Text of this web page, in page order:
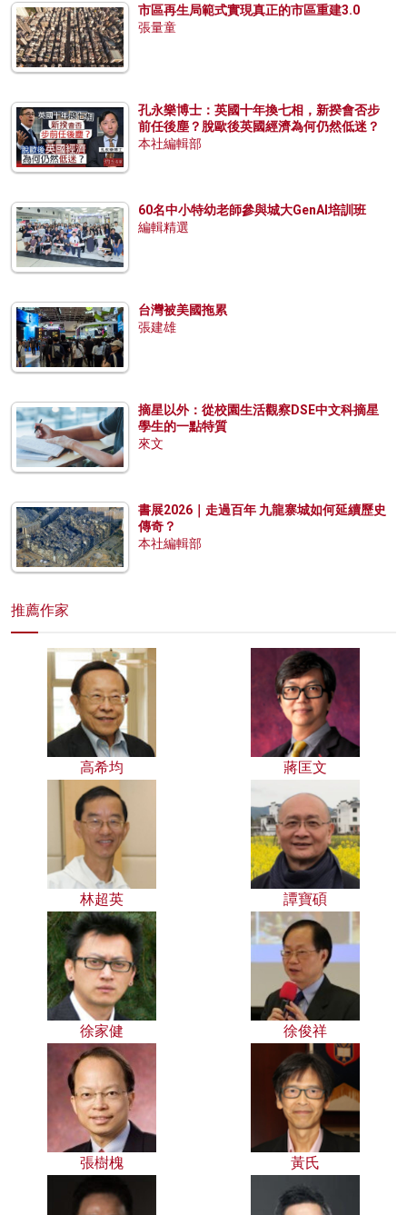
市區再生局範式實現真正的市區重建3.0
張量童
孔永樂博士：英國十年換七相，新揆會否步
前任後塵？脫歐後英國經濟為何仍然低迷？
本社編輯部
60名中小特幼老師參與城大GenAI培訓班
編輯精選
台灣被美國拖累
張建雄
摘星以外：從校園生活觀察DSE中文科摘星
學生的一點特質
來文
書展2026｜走過百年 九龍寨城如何延續歷史
傳奇？
本社編輯部
推薦作家
高希均 蔣匡文
林超英 譚寶碩
徐家健 徐俊祥
張樹槐 黃氏